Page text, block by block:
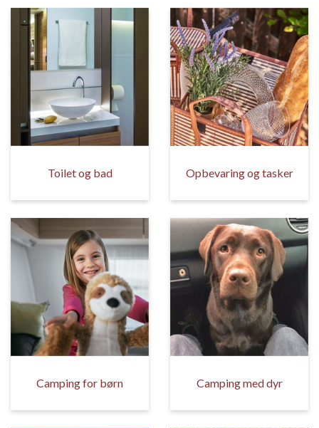
Toilet og bad Opbevaring og tasker
Camping for børn Camping med dyr